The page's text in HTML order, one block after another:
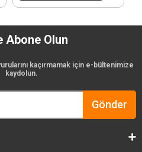
Abone Olun
kaçırmamak için e-bültenimize
kaydolun.
Gönder